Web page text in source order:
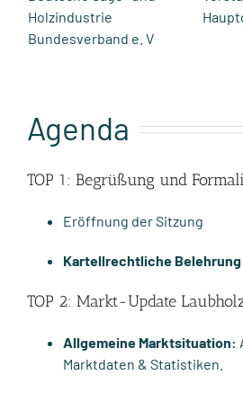
Holzindustrie
Bundesverband e. V
Agenda
TOP 1: Begrüßung und
Eröffnung der Sitzung
Kartellrechtliche Belehrung
TOP 2: Markt-Update
Allgemeine Marktsituation:
Marktdaten & Statistiken.